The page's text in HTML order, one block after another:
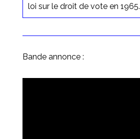
loi sur le droit de vote en 1965.
Bande annonce :